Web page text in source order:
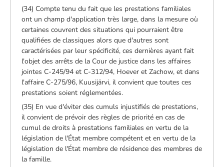
(34) Compte tenu du fait que les prestations familiales
ont un champ d'application très large, dans la mesure où
certaines couvrent des situations qui pourraient être
qualifiées de classiques alors que d'autres sont
caractérisées par leur spécificité, ces dernières ayant fait
l'objet des arrêts de la Cour de justice dans les affaires
jointes C-245/94 et C-312/94, Hoever et Zachow, et dans
l'affaire C-275/96, Kuusijärvi, il convient que toutes ces
prestations soient réglementées.
(35) En vue d'éviter des cumuls injustifiés de prestations,
il convient de prévoir des règles de priorité en cas de
cumul de droits à prestations familiales en vertu de la
législation de l'État membre compétent et en vertu de la
législation de l'État membre de résidence des membres de
la famille.